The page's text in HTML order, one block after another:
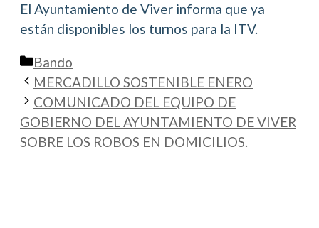
El Ayuntamiento de Viver informa que ya
están disponibles los turnos para la ITV.
Categorías
Bando
MERCADILLO SOSTENIBLE ENERO
COMUNICADO DEL EQUIPO DE
GOBIERNO DEL AYUNTAMIENTO DE VIVER
SOBRE LOS ROBOS EN DOMICILIOS.